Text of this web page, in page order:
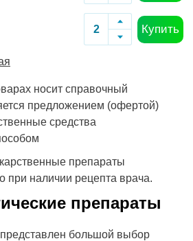
Купить
носит справочный
предложением (офертой)
средства
препараты
при наличии рецепта врача.
препараты
представлен большой выбор